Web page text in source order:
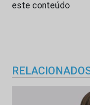
este conteúdo